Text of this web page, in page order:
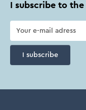
I subscribe to the
I subscribe